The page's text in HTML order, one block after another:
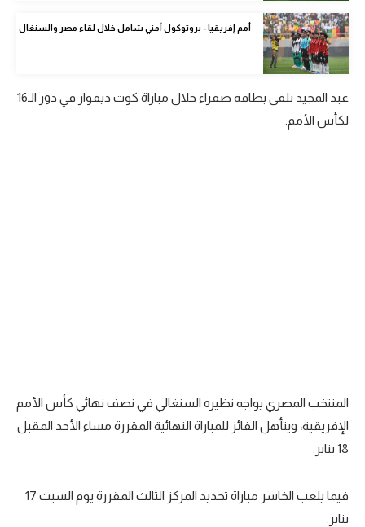
كرة طائرة
الوطن العربي
في المونديال
تحليل في الجول
حكايات في الجول
أمم إفريقيا - بروتوكول أمني شامل خلال لقاء مصر والسنغال
عبد المجيد تلقى بطاقة صفراء خلال مباراة كوت ديفوار في دور الـ16
لكأس الأمم.
المنتخب المصري يواجه نظيره السنغالي في نصف نهائي كأس الأمم
الإفريقية، ويتأهل الفائز للمباراة النهائية المقررة مساء الأحد المقبل
18 يناير.
فيما يلعب الخاسر مباراة تحديد المركز الثالث المقررة يوم السبت 17
يناير.